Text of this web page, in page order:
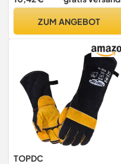
Schweißhandschuhe,
(12/XXXL)
ZUM ANGEBOT
TOPDC